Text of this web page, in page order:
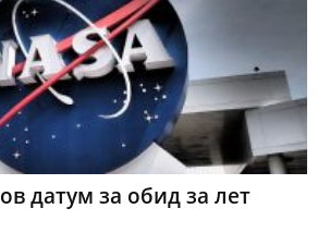
датум за обид за лет